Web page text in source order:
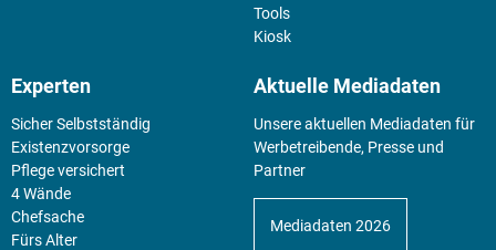
Tools
Kiosk
Experten
Sicher Selbstständig
Existenz­vorsorge
Pflege versichert
4 Wände
Chefsache
Fürs Alter
Aktuelle Mediadaten
Unsere aktuellen Mediadaten für
Werbetreibende, Presse und
Partner
Mediadaten 2026